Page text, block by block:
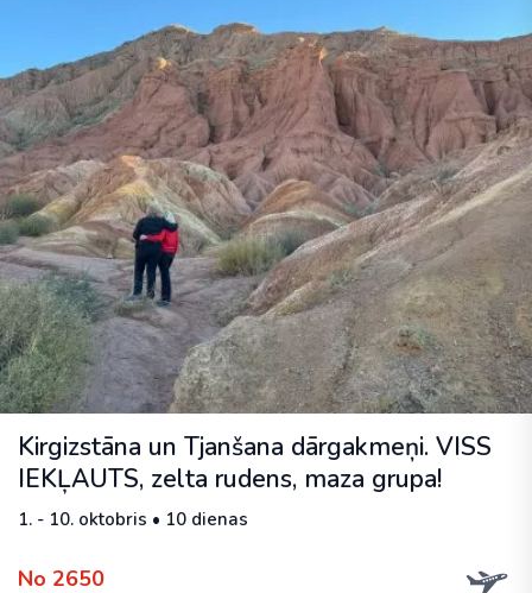
Kirgizstāna un Tjanšana dārgakmeņi. VISS
IEKĻAUTS, zelta rudens, maza grupa!
1. - 10. oktobris • 10 dienas
No 2650